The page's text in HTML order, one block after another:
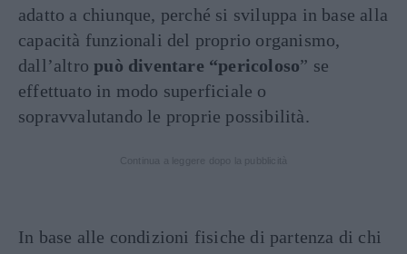
adatto a chiunque, perché si sviluppa in base alla
capacità funzionali del proprio organismo,
dall’altropuò diventare “pericoloso” se
effettuato in modo superficiale o
sopravvalutando le proprie possibilità.
In base alle condizioni fisiche di partenza di chi